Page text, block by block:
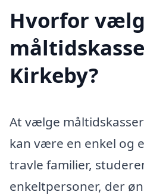
Hvorfor
Kirkeby?
At vælge
kan være en enkel og
travle familier,
enkeltpersoner, der